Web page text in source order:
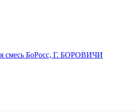
смесь БоРосс, Г. БОРОВИЧИ